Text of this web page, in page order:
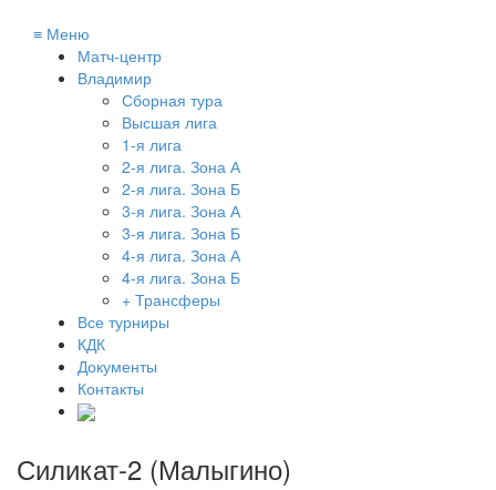
≡ Меню
Матч-центр
Владимир
Сборная тура
Высшая лига
1-я лига
2-я лига. Зона А
2-я лига. Зона Б
3-я лига. Зона А
3-я лига. Зона Б
4-я лига. Зона А
4-я лига. Зона Б
+ Трансферы
Все турниры
КДК
Документы
Контакты
Силикат-2 (Малыгино)